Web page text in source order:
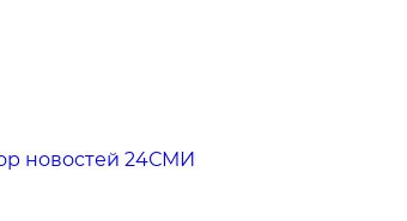
новостей 24СМИ